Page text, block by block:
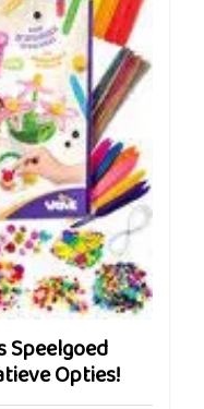
Speelgoed
Opties!